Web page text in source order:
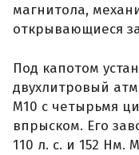
магнитола,
открывающиеся
Под капотом
двухлитровый
M10 с четырьмя
впрыском. Его
110 л. с. и 152 Нм.